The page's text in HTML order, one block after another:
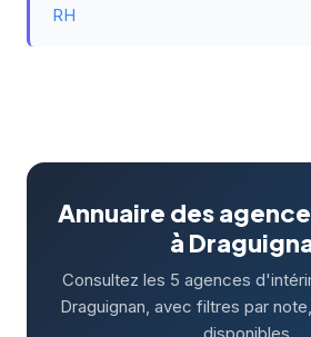
RH
Annuaire des
à
Consultez les 5 agences
Draguignan, avec filtres par